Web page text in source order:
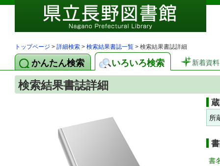
トップページ > 詳細検索 > 検索結果書誌一覧 > 検索結果書誌詳細
かんたん検索 いろいろ検索 新着資料
検索結果書誌詳細
所
書